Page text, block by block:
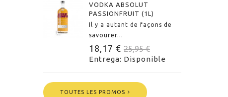
VODKA ABSOLUT
PASSIONFRUIT (1L)
Il y a autant de façons de
savourer...
18,17 € 25,95 €
Entrega: Disponible
TOUTES LES PROMOS